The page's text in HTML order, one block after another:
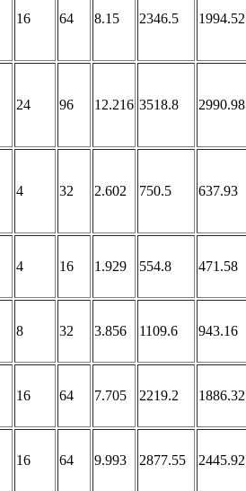
16 64 8.15 2346.5 1994.52
24 96 12.216 3518.8 2990.98
4 32 2.602 750.5 637.93
4 16 1.929 554.8 471.58
8 32 3.856 1109.6 943.16
16 64 7.705 2219.2 1886.32
16 64 9.993 2877.55 2445.92